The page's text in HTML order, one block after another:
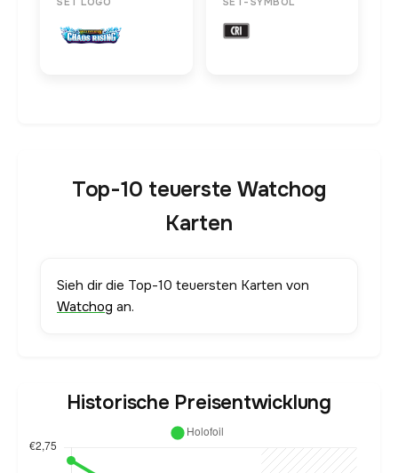
Top-10 teuerste Watchog
Karten
Sieh dir die Top-10 teuersten Karten von
Watchog an.
Historische Preisentwicklung